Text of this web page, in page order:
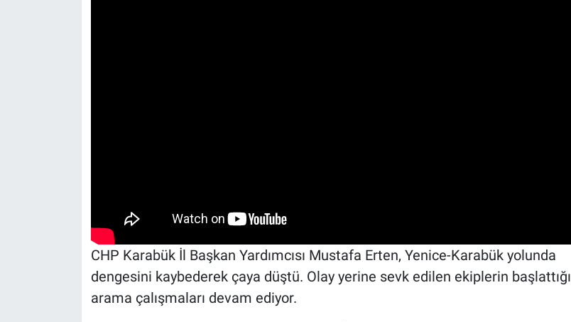
CHP Karabük İl Başkan Yardımcısı Mustafa Erten, Yenice-Karabük yolunda
dengesini kaybederek çaya düştü. Olay yerine sevk edilen ekiplerin başlattığı
arama çalışmaları devam ediyor.